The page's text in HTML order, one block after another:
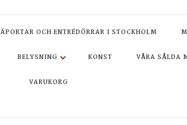
OCH ENTRÉDÖRRAR I STOCKHOLM
BELYSNING KONST VÅRA SÅLDA
VARUKORG